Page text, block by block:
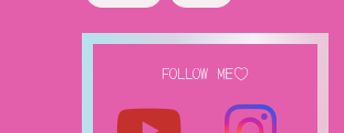
FOLLOW ME♡